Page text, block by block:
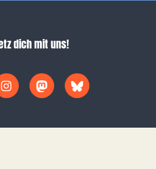
dich mit uns!